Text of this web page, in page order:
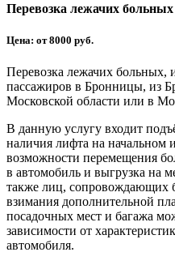
Перевозка лежачих
Цена: от 8000 руб.
Перевозка лежачих
пассажиров в Бронницы, из
Московской области или в
В данную услугу входит
наличия лифта на начальном
возможности перемещения
в автомобиль и выгрузка на
также лиц, сопровождающих
взимания дополнительной
посадочных мест и багажа
зависимости от
автомобиля.